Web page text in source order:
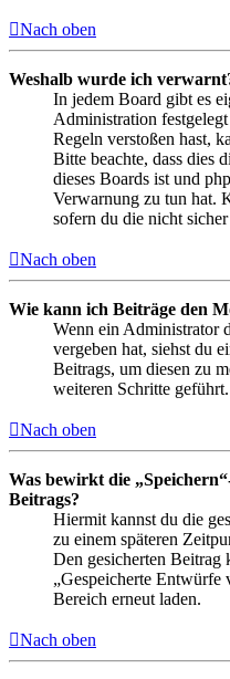
Nach oben
Weshalb wurde ich
In jedem Board gibt es
Administration
Regeln verstoßen hast,
Bitte beachte, dass dies
dieses Boards ist und
Verwarnung zu tun hat.
sofern du die nicht
Nach oben
Wie kann ich Beiträge den
Wenn ein Administrator
vergeben hat, siehst du
Beitrags, um diesen zu
weiteren Schritte geführt.
Nach oben
Was bewirkt die
Beitrags?
Hiermit kannst du die
zu einem späteren
Den gesicherten Beitrag
„Gespeicherte Entwürfe
Bereich erneut laden.
Nach oben